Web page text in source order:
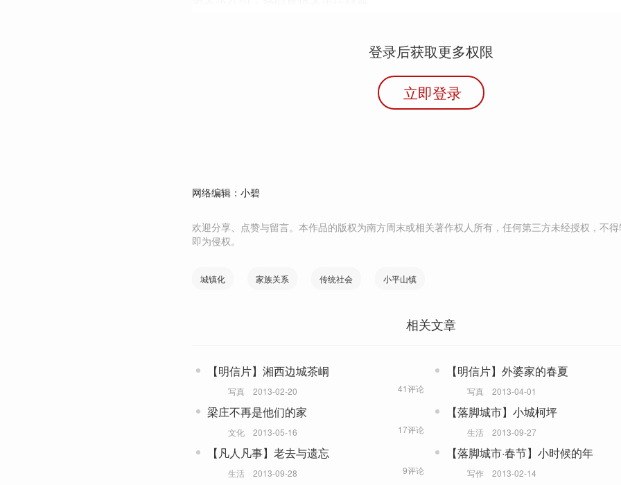
登录后获取更多权限
立即登录
网络编辑：小碧
欢迎分享、点赞与留言。本作品的版权为南方周末或相关著作权人所有，任何第三方未经授权，不
即为侵权。
城镇化 家族关系 传统社会 小平山镇
相关文章
【明信片】湘西边城茶峒
写真 2013-02-20 41评论
【明信片】外婆家的春夏
写真 2013-04-01
梁庄不再是他们的家
文化 2013-05-16 17评论
【落脚城市】小城柯坪
生活 2013-09-27
【凡人凡事】老去与遗忘
生活 2013-09-28 9评论
【落脚城市·春节】小时候的年
写作 2013-02-14